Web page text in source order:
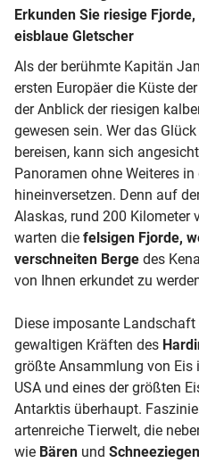
Erkunden Sie riesige
eisblaue Gletscher
Als der berühmte Kapitän
ersten Europäer die Küste
der Anblick der riesigen
gewesen sein. Wer das
bereisen, kann sich
Panoramen ohne Weiteres in
hineinversetzen. Denn auf
Alaskas, rund 200 Kilometer
warten die felsigen Fjorde,
verschneiten Berge des
von Ihnen erkundet zu
Diese imposante
gewaltigen Kräften des
größte Ansammlung von Eis
USA und eines der größten
Antarktis überhaupt.
artenreiche Tierwelt, die
wie Bären und Schneeziegen